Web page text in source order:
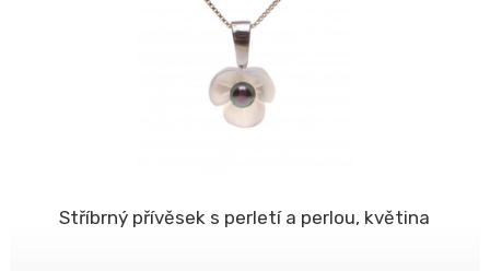
Stříbrný přívěsek s perletí a perlou, květina